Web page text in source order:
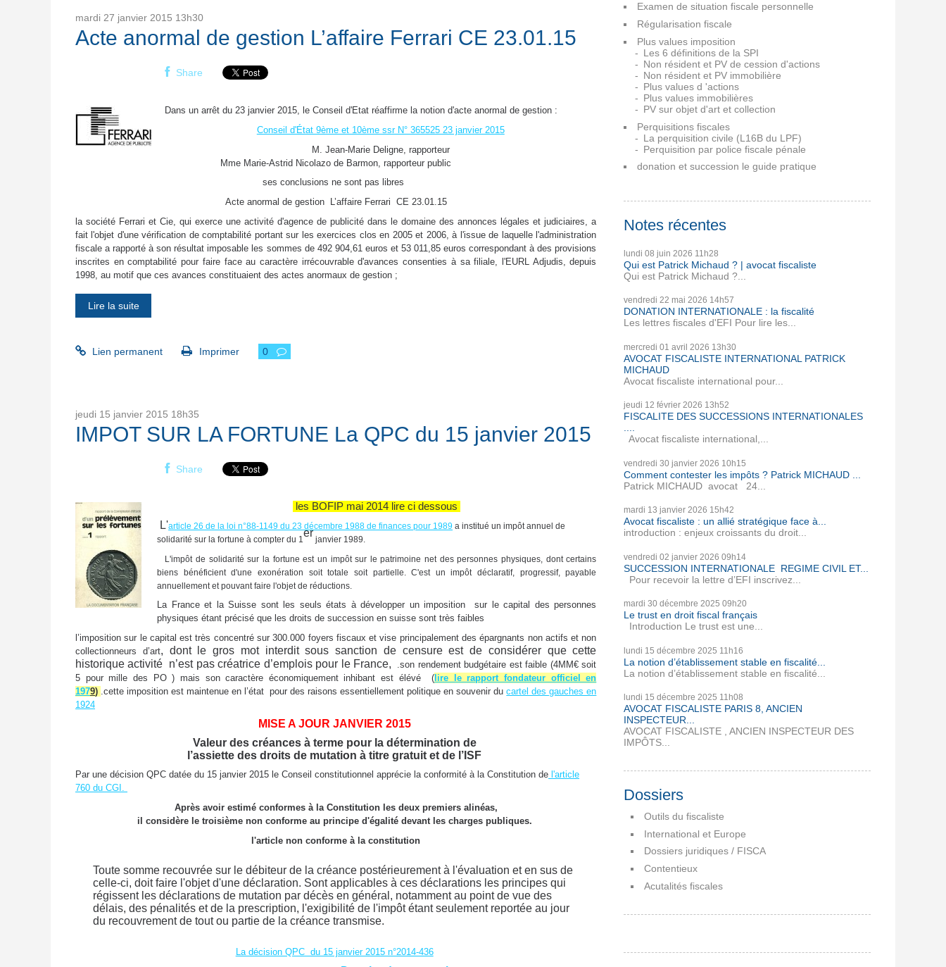
mardi 27 janvier 2015 13h30
Acte anormal de gestion L’affaire Ferrari CE 23.01.15
Share
Dans un arrêt du 23 janvier 2015, le Conseil d'Etat réaffirme la notion d'acte anormal de gestion :
Conseil d'État 9ème et 10ème ssr N° 365525 23 janvier 2015
M. Jean-Marie Deligne, rapporteur
Mme Marie-Astrid Nicolazo de Barmon, rapporteur public
ses conclusions ne sont pas libres
Acte anormal de gestion L’affaire Ferrari CE 23.01.15
la société Ferrari et Cie, qui exerce une activité d'agence de publicité dans le domaine des annonces légales et judiciaires, a
fait l'objet d'une vérification de comptabilité portant sur les exercices clos en 2005 et 2006, à l'issue de laquelle l'administration
fiscale a rapporté à son résultat imposable les sommes de 492 904,61 euros et 53 011,85 euros correspondant à des provisions
inscrites en comptabilité pour faire face au caractère irrécouvrable d'avances consenties à sa filiale, l'EURL Adjudis, depuis
1998, au motif que ces avances constituaient des actes anormaux de gestion ;
Lire la suite
Lien permanent Imprimer 0
jeudi 15 janvier 2015 18h35
IMPOT SUR LA FORTUNE La QPC du 15 janvier 2015
Share
les BOFIP mai 2014 lire ci dessous
L'article 26 de la loi n°88-1149 du 23 décembre 1988 de finances pour 1989 a institué un impôt annuel de
solidarité sur la fortune à compter du 1
er
janvier 1989.
L'impôt de solidarité sur la fortune est un impôt sur le patrimoine net des personnes physiques, dont certains
biens bénéficient d'une exonération soit totale soit partielle. C'est un impôt déclaratif, progressif, payable
annuellement et pouvant faire l'objet de réductions.
La France et la Suisse sont les seuls états à développer un imposition sur le capital des personnes
physiques étant précisé que les droits de succession en suisse sont très faibles
l’imposition sur le capital est très concentré sur 300.000 foyers fiscaux et vise principalement des épargnants non actifs et non
collectionneurs d’art, dont le gros mot interdit sous sanction de censure est de considérer que cette
historique activité n’est pas créatrice d’emplois pour le France,
.son rendement budgétaire est faible (4MM€ soit
5 pour mille des PO ) mais son caractère économiquement inhibant est élévé ( lire le rapport fondateur officiel en
1979) .cette imposition est maintenue en l’état pour des raisons essentiellement politique en souvenir ducartel des gauches en
1924
MISE A JOUR JANVIER 2015
Valeur des créances à terme pour la détermination de
l’assiette des droits de mutation à titre gratuit et de l’ISF
Par une décision QPC datée du 15 janvier 2015 le Conseil constitutionnel apprécie la conformité à la Constitution de l'article
760 du CGI.
Après avoir estimé conformes à la Constitution les deux premiers alinéas,
il considère le troisième non conforme au principe d'égalité devant les charges publiques.
l'article non conforme à la constitution
Toute somme recouvrée sur le débiteur de la créance postérieurement à l'évaluation et en sus de
celle-ci, doit faire l'objet d'une déclaration. Sont applicables à ces déclarations les principes qui
régissent les déclarations de mutation par décès en général, notamment au point de vue des
délais, des pénalités et de la prescription, l'exigibilité de l'impôt étant seulement reportée au jour
du recouvrement de tout ou partie de la créance transmise.
La décision QPC du 15 janvier 2015 n°2014-436
Examen de situation fiscale personnelle
Régularisation fiscale
Plus values imposition
Les 6 définitions de la SPI
Non résident et PV de cession d'actions
Non résident et PV immobilière
Plus values d 'actions
Plus values immobilières
PV sur objet d'art et collection
Perquisitions fiscales
La perquisition civile (L16B du LPF)
Perquisition par police fiscale pénale
donation et succession le guide pratique
Notes récentes
lundi 08 juin 2026 11h28
Qui est Patrick Michaud ? | avocat fiscaliste
Qui est Patrick Michaud ?...
vendredi 22 mai 2026 14h57
DONATION INTERNATIONALE : la fiscalité
Les lettres fiscales d'EFI Pour lire les...
mercredi 01 avril 2026 13h30
AVOCAT FISCALISTE INTERNATIONAL PATRICK
MICHAUD
Avocat fiscaliste international pour...
jeudi 12 février 2026 13h52
FISCALITE DES SUCCESSIONS INTERNATIONALES
Avocat fiscaliste international,...
vendredi 30 janvier 2026 10h15
Comment contester les impôts ? Patrick MICHAUD ...
Patrick MICHAUD avocat 24...
mardi 13 janvier 2026 15h42
Avocat fiscaliste : un allié stratégique face à...
introduction : enjeux croissants du droit...
vendredi 02 janvier 2026 09h14
SUCCESSION INTERNATIONALE REGIME CIVIL ET...
Pour recevoir la lettre d’EFI inscrivez...
mardi 30 décembre 2025 09h20
Le trust en droit fiscal français
Introduction Le trust est une...
lundi 15 décembre 2025 11h16
La notion d’établissement stable en fiscalité...
La notion d’établissement stable en fiscalité...
lundi 15 décembre 2025 11h08
AVOCAT FISCALISTE PARIS 8, ANCIEN
INSPECTEUR...
AVOCAT FISCALISTE , ANCIEN INSPECTEUR DES
IMPÔTS...
Dossiers
Outils du fiscaliste
International et Europe
Dossiers juridiques / FISCA
Contentieux
Acutalités fiscales